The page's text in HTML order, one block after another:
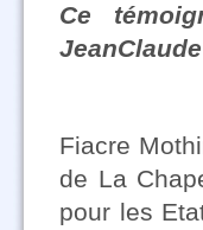
Ce
Fiacre
de La
pour les